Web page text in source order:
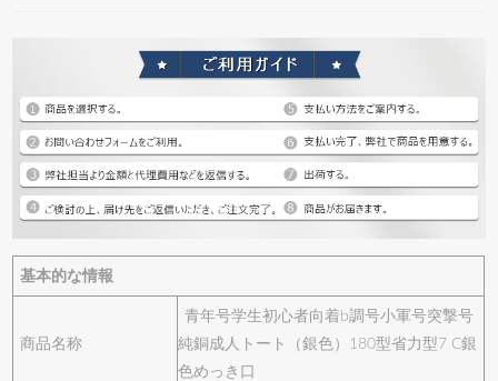
基本的な情報
商品名称
青年号学生初心者向着b調号小軍号突撃号
純銅成人トート（銀色）180型省力型7 C銀
色めっき口